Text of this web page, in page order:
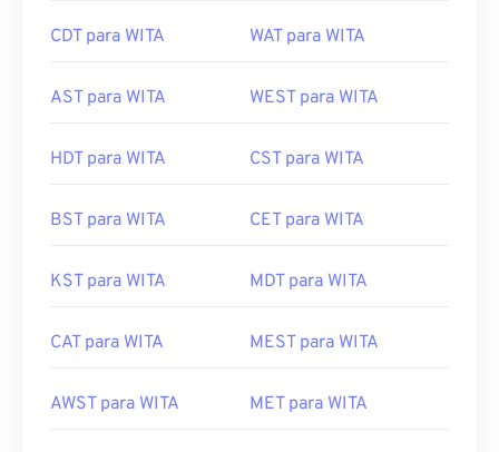
CDT para WITA WAT para WITA
AST para WITA WEST para WITA
HDT para WITA CST para WITA
BST para WITA CET para WITA
KST para WITA MDT para WITA
CAT para WITA MEST para WITA
AWST para WITA MET para WITA